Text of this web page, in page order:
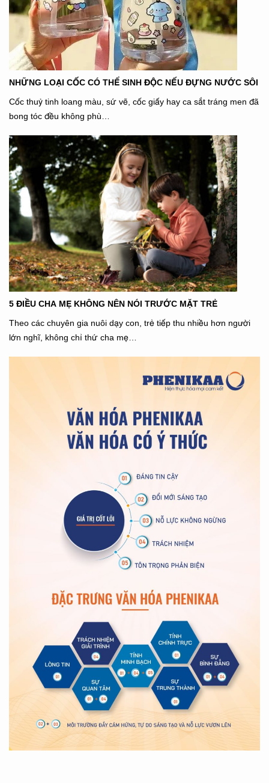
NHỮNG LOẠI CỐC CÓ THỂ SINH ĐỘC NẾU ĐỰNG NƯỚC SÔI
Cốc thuỷ tinh loang màu, sứ vẽ, cốc giấy hay ca sắt tráng men đã
bong tóc đều không phù…
5 ĐIỀU CHA MẸ KHÔNG NÊN NÓI TRƯỚC MẶT TRẺ
Theo các chuyên gia nuôi dạy con, trẻ tiếp thu nhiều hơn người
lớn nghĩ, không chỉ thứ cha mẹ…